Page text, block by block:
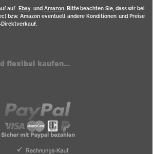
auf Ebayund Amazon. Bitte beachten Sie, dass wir bei
bzw. Amazon eventuell andere Konditionen und Preise
Direktverkauf.
flexibel kaufen...